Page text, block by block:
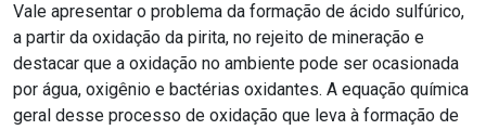
Vale apresentar o problema da formação de ácido sulfúrico,
a partir da oxidação da pirita, no rejeito de mineração e
destacar que a oxidação no ambiente pode ser ocasionada
por água, oxigênio e bactérias oxidantes. A equação química
geral desse processo de oxidação que leva à formação de